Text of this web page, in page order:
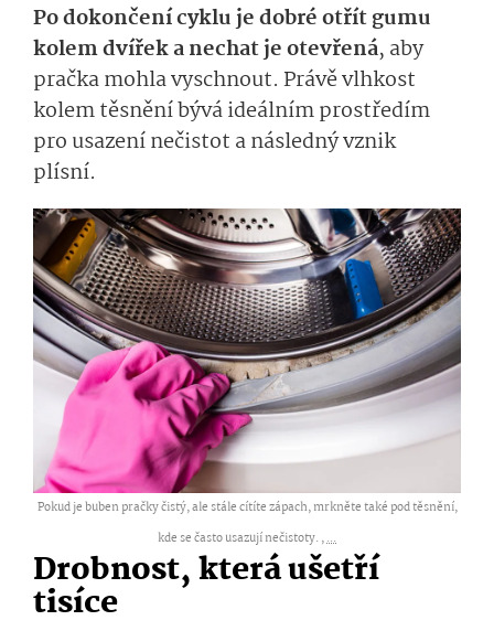
Po dokončení cyklu je dobré otřít gumu
kolem dvířek a nechat je otevřená, aby
pračka mohla vyschnout. Právě vlhkost
kolem těsnění bývá ideálním prostředím
pro usazení nečistot a následný vznik
plísní.
Pokud je buben pračky čistý, ale stále cítíte zápach, mrkněte také pod těsnění,
kde se často usazují nečistoty. ,...
Drobnost, která ušetří
tisíce